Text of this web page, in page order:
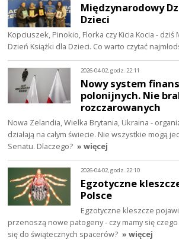
Międzynarodowy
Dzieci
Kopciuszek, Pinokio, Florka czy Kicia Kocia -
Dzień Książki dla Dzieci. Co warto czytać
2026-04-02, godz. 22:11
Nowy system
polonijnych. Nie
rozczarowanych
Nowa Zelandia, Wielka Brytania, Ukraina -
działają na całym świecie. Nie wszystkie mogą
Senatu. Dlaczego? » więcej
2026-04-02, godz. 22:10
Egzotyczne
Polsce
Egzotyczne kleszcze
przenoszą nowe patogeny - czy mamy się czego
się do świątecznych spacerów? » więcej